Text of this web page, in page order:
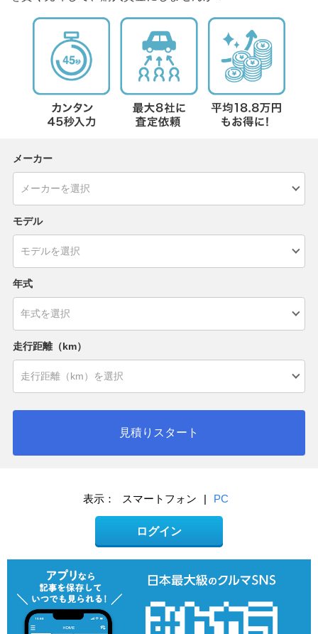
メーカー
モデル
年式
走行距離（km）
見積りスタート
表示： スマートフォン | PC
ログイン